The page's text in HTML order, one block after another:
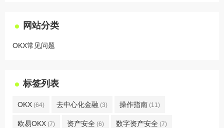
网站分类
OKX常见问题
标签列表
OKX (64) 去中心化金融 (3) 操作指南 (11)
欧易OKX (7) 资产安全 (6) 数字资产安全 (7)